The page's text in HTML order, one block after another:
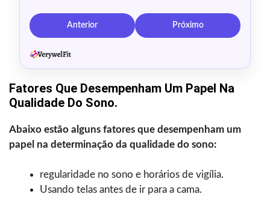
Anterior Próximo
Fatores Que Desempenham Um Papel Na
Qualidade Do Sono.
Abaixo estão alguns fatores que desempenham um
papel na determinação da qualidade do sono:
regularidade no sono e horários de vigília.
Usando telas antes de ir para a cama.